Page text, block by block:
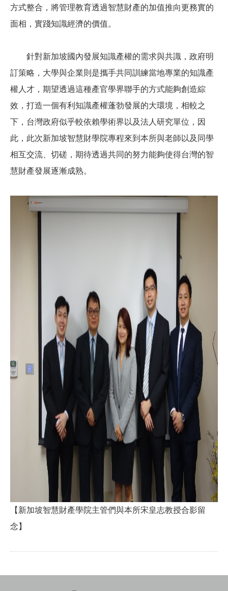
方式整合，將管理教育透過智慧財產的加值推向更務實的
面相，實踐知識經濟的價值。
針對新加坡國內發展知識產權的需求與共識，政府明
訂策略，大學與企業則是攜手共同訓練當地專業的知識產
權人才，期望透過這種產官學界聯手的方式能夠創造綜
效，打造一個有利知識產權蓬勃發展的大環境，相較之
下，台灣政府似乎較依賴學術界以及法人研究單位，因
此，此次新加坡智慧財學院專程來到本所與老師以及同學
相互交流、切磋，期待透過共同的努力能夠使得台灣的智
慧財產發展逐漸成熟。
【新加坡智慧財產學院主管們與本所宋皇志教授合影留
念】